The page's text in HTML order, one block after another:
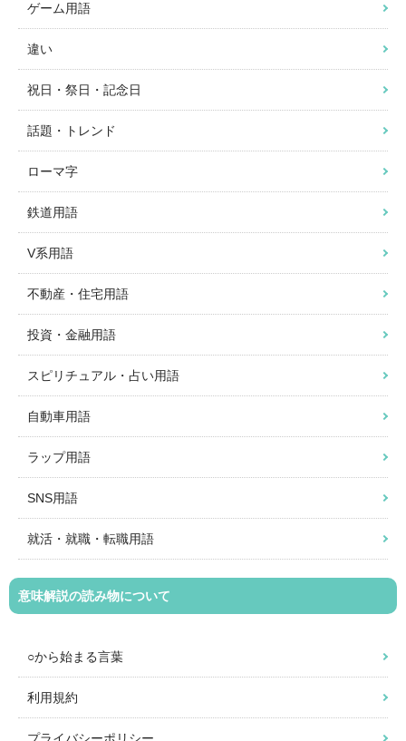
ゲーム用語
違い
祝日・祭日・記念日
話題・トレンド
ローマ字
鉄道用語
V系用語
不動産・住宅用語
投資・金融用語
スピリチュアル・占い用語
自動車用語
ラップ用語
SNS用語
就活・就職・転職用語
意味解説の読み物について
○から始まる言葉
利用規約